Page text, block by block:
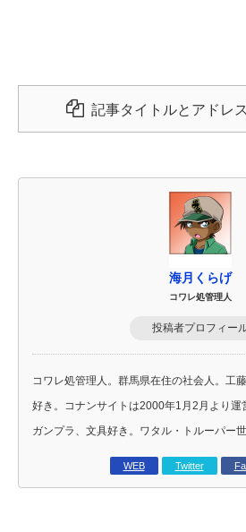
記事タイトルとアドレ
海月くらげ
コワレ処管理人
投稿者プロフィー
コワレ処管理人。群馬県在住の社会人。工
好き。コナンサイトは2000年1月2月より運
ガンプラ、文具好き。ワタル・トルーパー世
WEB Twitter